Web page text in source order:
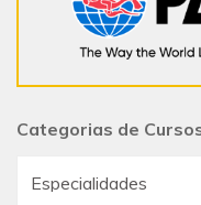
Categorias de